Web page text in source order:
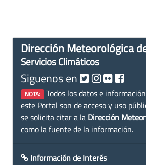
Dirección Meteorológica
Servicios Climáticos
Siguenos en
NOTA: Todos los datos e
este Portal son de acceso y uso
se solicita citar a la Dirección
como la fuente de la información.
Información de Interés